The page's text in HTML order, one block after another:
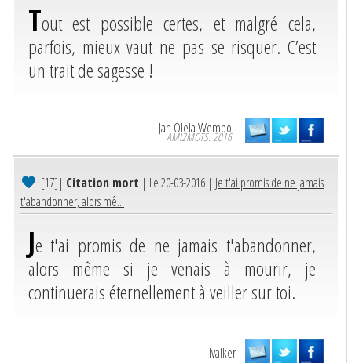
Tout est possible certes, et malgré cela,
parfois, mieux vaut ne pas se risquer. C’est
un trait de sagesse !
Jah Olela Wembo
AMI2MOTS. 2016
[17]| Citation mort | Le 20-03-2016 | Je t'ai promis de ne jamais
t'abandonner, alors mê...
Je t'ai promis de ne jamais t'abandonner,
alors même si je venais à mourir, je
continuerais éternellement à veiller sur toi.
Ivalker